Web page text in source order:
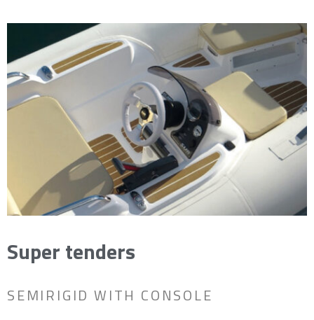
Super tenders
SEMIRIGID WITH CONSOLE